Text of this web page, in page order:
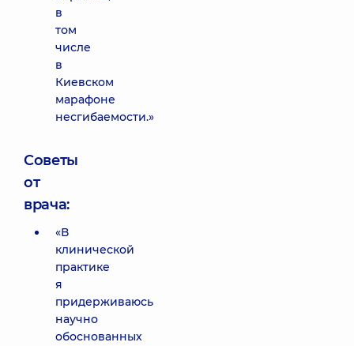
в
том
числе
в
Киевском
марафоне
несгибаемости.»
Советы
от
врача:
«В
клинической
практике
я
придерживаюсь
научно
обоснованных